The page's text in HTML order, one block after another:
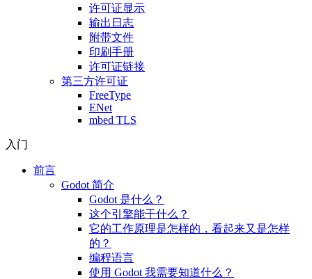
许可证显示
输出日志
附带文件
印刷手册
许可证链接
第三方许可证
FreeType
ENet
mbed TLS
入门
前言
Godot 简介
Godot 是什么？
这个引擎能干什么？
它的工作原理是怎样的，看起来又是怎样
的？
编程语言
使用 Godot 我需要知道什么？